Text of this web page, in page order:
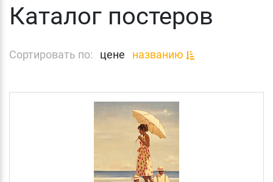
Каталог постеров
Сортировать по: цене названию